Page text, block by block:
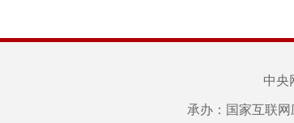
中央
承办：国家互联